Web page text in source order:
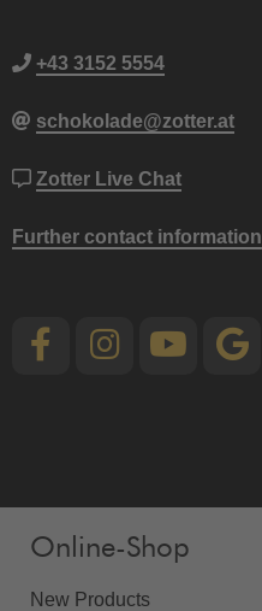
+43 3152 5554
schokolade@zotter.at
Zotter Live Chat
Further contact information
Online-Shop
New Products